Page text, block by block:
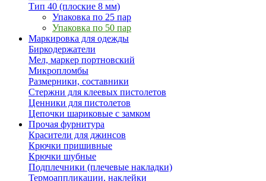
Тип 40 (плоские 8 мм)
Упаковка по 25 пар
Упаковка по 50 пар
Маркировка для одежды
Биркодержатели
Мел, маркер портновский
Микропломбы
Размерники, составники
Стержни для клеевых пистолетов
Ценники для пистолетов
Цепочки шариковые с замком
Прочая фурнитура
Красители для джинсов
Крючки пришивные
Крючки шубные
Подплечники (плечевые накладки)
Термоаппликации, наклейки